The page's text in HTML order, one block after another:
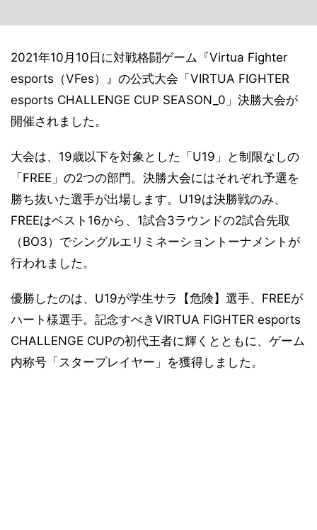
2021年10月10日に対戦格闘ゲーム『Virtua Fighter
esports（VFes）』の公式大会「VIRTUA FIGHTER
esports CHALLENGE CUP SEASON_0」決勝大会が
開催されました。
大会は、19歳以下を対象とした「U19」と制限なしの
「FREE」の2つの部門。決勝大会にはそれぞれ予選を
勝ち抜いた選手が出場します。U19は決勝戦のみ、
FREEはベスト16から、1試合3ラウンドの2試合先取
（BO3）でシングルエリミネーショントーナメントが
行われました。
優勝したのは、U19が学生サラ【危険】選手、FREEが
ハート様選手。記念すべきVIRTUA FIGHTER esports
CHALLENGE CUPの初代王者に輝くとともに、ゲーム
内称号「スタープレイヤー」を獲得しました。